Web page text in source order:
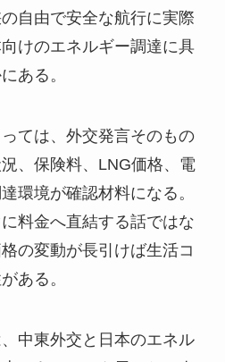
自由で安全な航行に実際
けのエネルギー調達に具
ある。
ては、外交発言そのもの
、保険料、LNG価格、電
環境が確認材料になる。
料金へ直結する話ではな
の変動が長引けば生活コ
ある。
中東外交と日本のエネル